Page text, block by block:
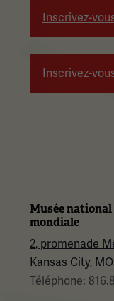
naviguer.
Inscrivez-
Inscrivez-
Musée
mondiale
2, promenade
Kansas City,
Téléphone: